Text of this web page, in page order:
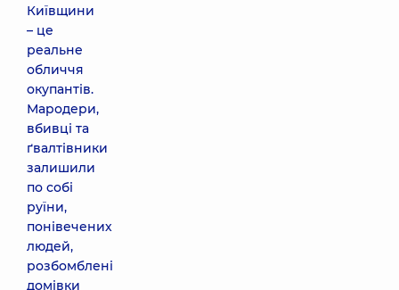
Київщини
– це
реальне
обличчя
окупантів.
Мародери,
вбивці та
ґвалтівники
залишили
по собі
руїни,
понівечених
людей,
розбомблені
домівки